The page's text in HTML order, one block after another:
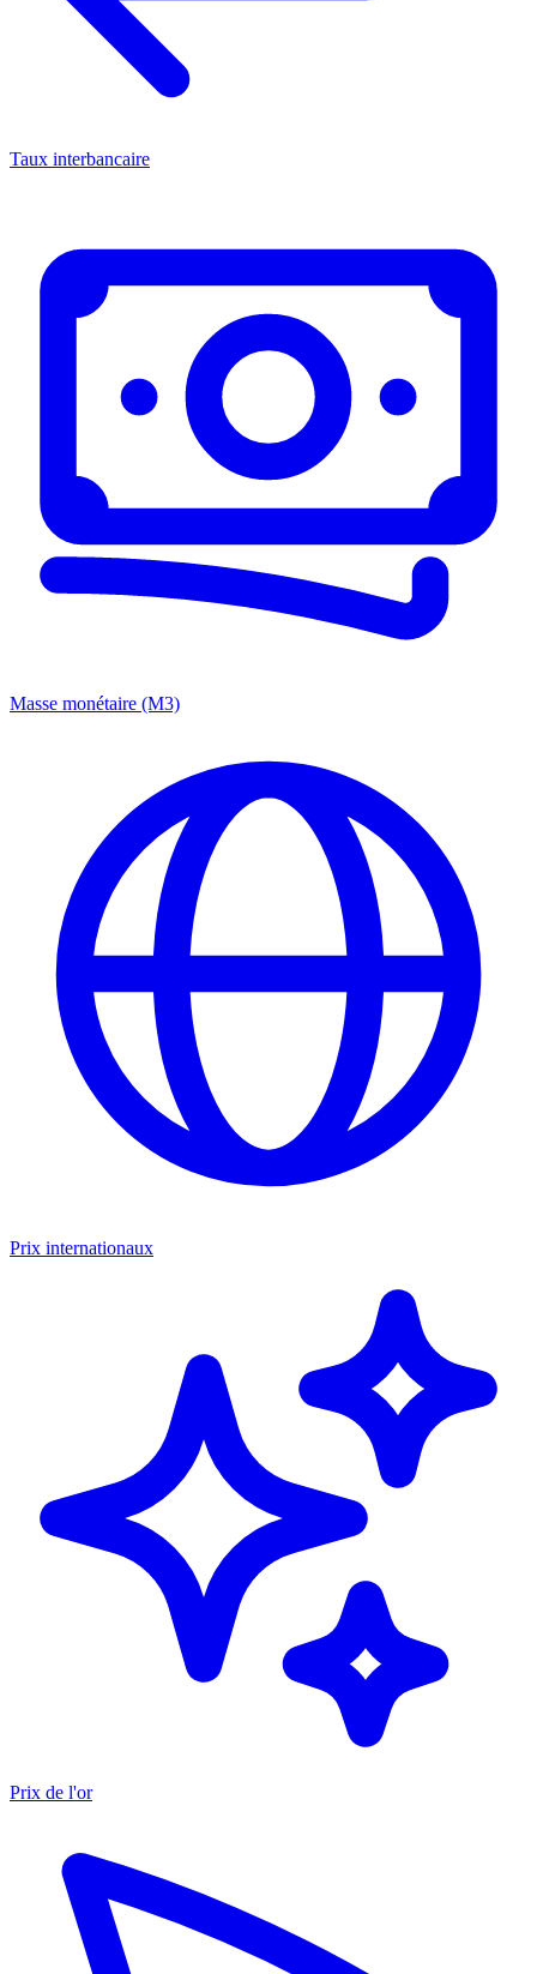
Taux interbancaire
Masse monétaire (M3)
Prix internationaux
Prix de l'or